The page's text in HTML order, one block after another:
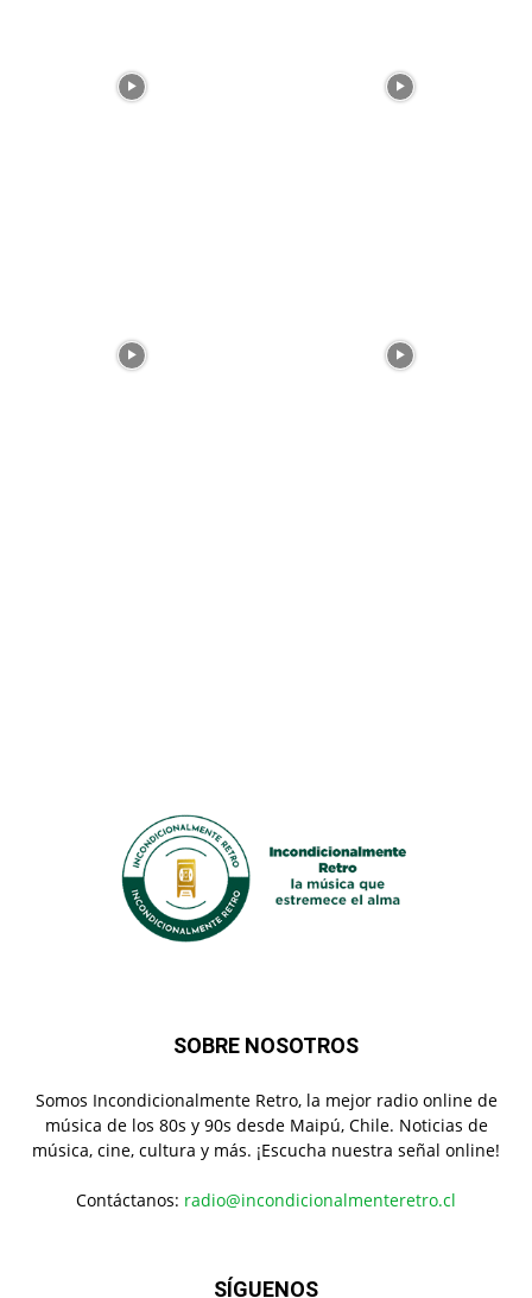
SOBRE NOSOTROS
Somos Incondicionalmente Retro, la mejor radio online de
música de los 80s y 90s desde Maipú, Chile. Noticias de
música, cine, cultura y más. ¡Escucha nuestra señal online!
Contáctanos: radio@incondicionalmenteretro.cl
SÍGUENOS